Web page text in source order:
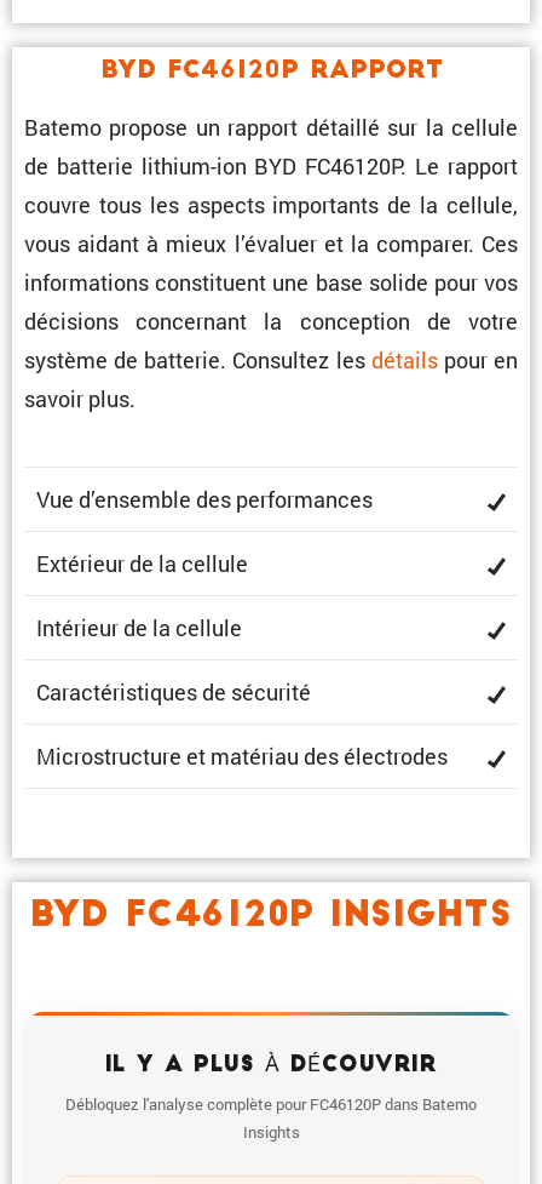
BYD FC46120P Rapport
Batemo propose un rapport détaillé sur la cellule
de batterie lithium-ion BYD FC46120P. Le rapport
couvre tous les aspects impor­tants de la cellule,
vous aidant à mieux l’éva­luer et la comparer. Ces
infor­ma­tions consti­tuent une base solide pour vos
décisions concer­nant la concep­tion de votre
système de batterie. Consultez les détailspour en
savoir plus.
Vue d’ensemble des performances
Extérieur de la cellule
Intérieur de la cellule
Carac­té­ris­tiques de sécurité
Micro­struc­ture et matériau des électrodes
BYD FC46120P INSIGHTS
IL Y A PLUS À DÉCOUVRIR
Débloquez l'analyse complète pour FC46120P dans Batemo
Insights